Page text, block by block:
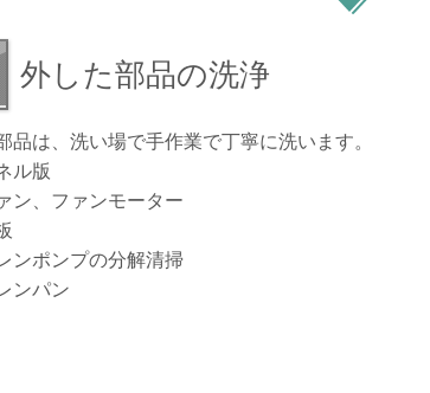
外した部品の洗浄
品は、洗い場で手作業で丁寧に洗います。
ル版
ン、ファンモーター
ンポンプの分解清掃
ンパン